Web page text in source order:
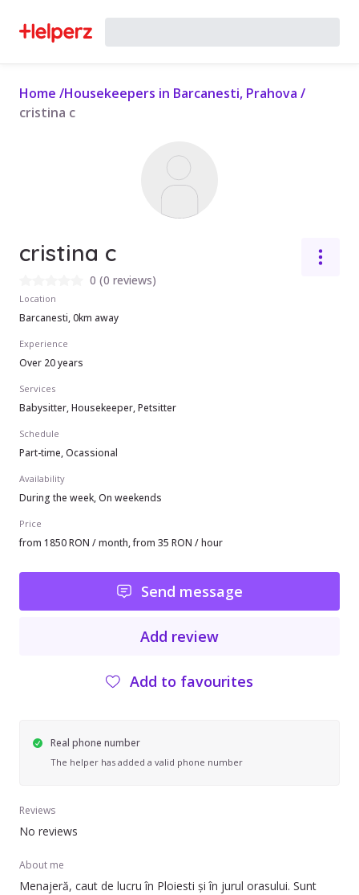
Home /Housekeepers in Barcanesti, Prahova /
cristina c
cristina c
0 (0 reviews)
Location
Barcanesti, 0km away
Experience
Over 20 years
Services
Babysitter, Housekeeper, Petsitter
Schedule
Part-time, Ocassional
Availability
During the week, On weekends
Price
from 1850 RON / month, from 35 RON / hour
Send message
Add review
Add to favourites
Real phone number
The helper has added a valid phone number
Reviews
No reviews
About me
Menajeră, caut de lucru în Ploiesti și în jurul orasului. Sunt